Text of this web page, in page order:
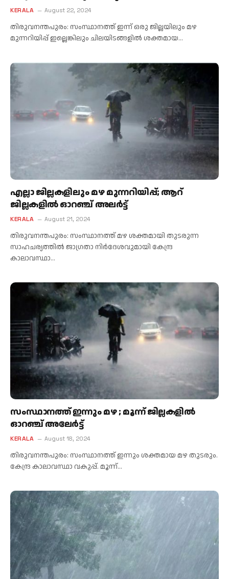
KERALA August 22, 2024
തിരുവനന്തപുരം: സംസ്ഥാനത്ത് ഇന്ന് ഒരു ജില്ലയിലും മഴ
മുന്നറിയിപ്പ് ഇല്ലെങ്കിലും ചിലയിടങ്ങളിൽ ശക്തമായ…
എല്ലാ ജില്ലകളിലും മഴ മുന്നറിയിപ്പ്; ആറ്
ജില്ലകളിൽ ഓറഞ്ച് അലർട്ട്
KERALA August 21, 2024
തിരുവനന്തപുരം: സംസ്ഥാനത്ത് മഴ ശക്തമായി തുടരുന്ന
സാഹചര്യത്തിൽ ജാഗ്രതാ നിർദേശവുമായി കേന്ദ്ര
കാലാവസ്ഥാ…
സംസ്ഥാനത്ത് ഇന്നും മഴ ; മൂന്ന് ജില്ലകളിൽ
ഓറഞ്ച് അലേർട്ട്
KERALA August 18, 2024
തിരുവനന്തപുരം: സംസ്ഥാനത്ത് ഇന്നും ശക്തമായ മഴ തുടരും.
കേന്ദ്ര കാലാവസ്ഥാ വകുപ്പ്. മൂന്ന്…